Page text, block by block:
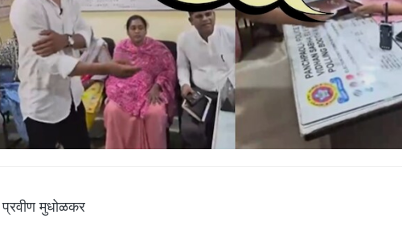
प्रवीण मुधोळकर